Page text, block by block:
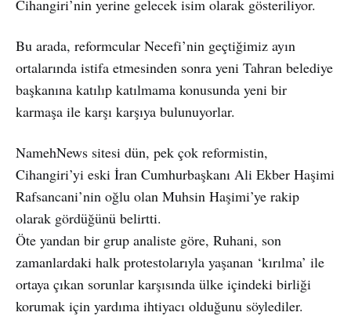
Cihangiri’nin yerine gelecek isim olarak gösteriliyor.
Bu arada, reformcular Necefi’nin geçtiğimiz ayın
ortalarında istifa etmesinden sonra yeni Tahran belediye
başkanına katılıp katılmama konusunda yeni bir
karmaşa ile karşı karşıya bulunuyorlar.
NamehNews sitesi dün, pek çok reformistin,
Cihangiri’yi eski İran Cumhurbaşkanı Ali Ekber Haşimi
Rafsancani’nin oğlu olan Muhsin Haşimi’ye rakip
olarak gördüğünü belirtti.
Öte yandan bir grup analiste göre, Ruhani, son
zamanlardaki halk protestolarıyla yaşanan ‘kırılma’ ile
ortaya çıkan sorunlar karşısında ülke içindeki birliği
korumak için yardıma ihtiyacı olduğunu söylediler.